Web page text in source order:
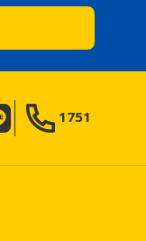
1751